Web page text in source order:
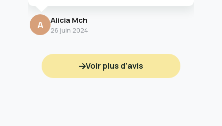
A Alicia Mch
26 juin 2024
Voir plus d’avis